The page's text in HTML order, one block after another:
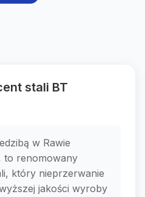
stali BT
w Rawie
to renomowany
który nieprzerwanie
jakości wyroby